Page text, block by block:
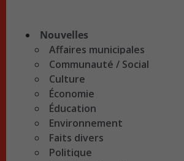
Nouvelles
Affaires municipales
Communauté / Social
Culture
Économie
Éducation
Environnement
Faits divers
Politique